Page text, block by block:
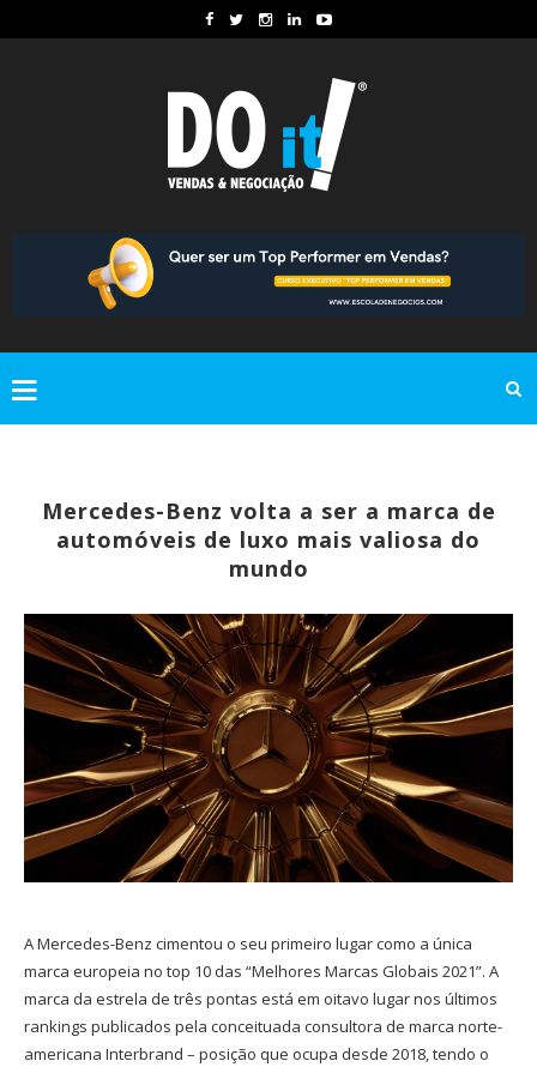
Mercedes-Benz volta a ser a marca de
automóveis de luxo mais valiosa do
mundo
A Mercedes-Benz cimentou o seu primeiro lugar como a única
marca europeia no top 10 das “Melhores Marcas Globais 2021”. A
marca da estrela de três pontas está em oitavo lugar nos últimos
rankings publicados pela conceituada consultora de marca norte-
americana Interbrand – posição que ocupa desde 2018, tendo o